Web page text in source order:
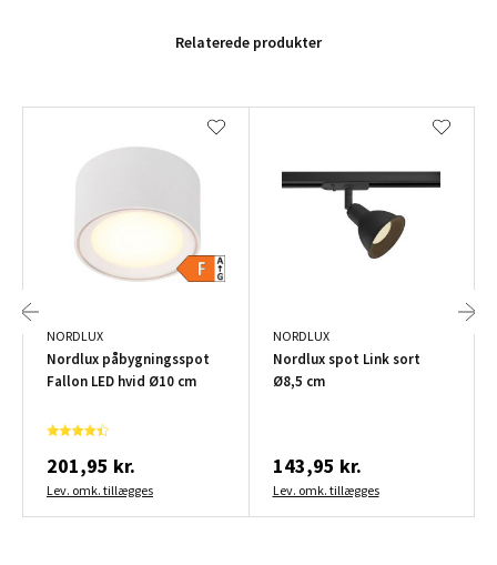
Relaterede produkter
NORDLUX
Nordlux påbygningsspot
Fallon LED hvid Ø10 cm
201,95 kr.
Lev. omk. tillægges
NORDLUX
Nordlux spot Link sort
Ø8,5 cm
143,95 kr.
Lev. omk. tillægges